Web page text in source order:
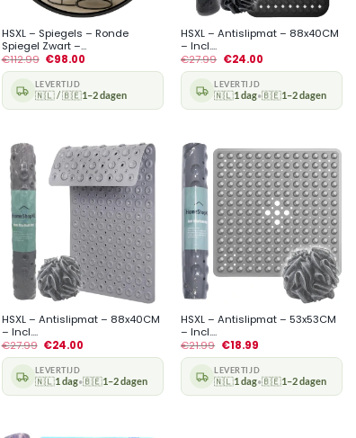
HSXL – Spiegels – Ronde
Spiegel Zwart –...
€112.99 €98.00
LEVERTIJD
🇳🇱 / 🇧🇪1–2 dagen
HSXL – Antislipmat – 88x40CM
– Incl....
€27.99 €24.00
LEVERTIJD
🇳🇱1 dag•🇧🇪1–2 dagen
HSXL – Antislipmat – 88x40CM
– Incl....
€27.99 €24.00
LEVERTIJD
🇳🇱1 dag•🇧🇪1–2 dagen
+
HSXL – Antislipmat – 53x53CM
– Incl....
€21.99 €18.99
LEVERTIJD
🇳🇱1 dag•🇧🇪1–2 dagen